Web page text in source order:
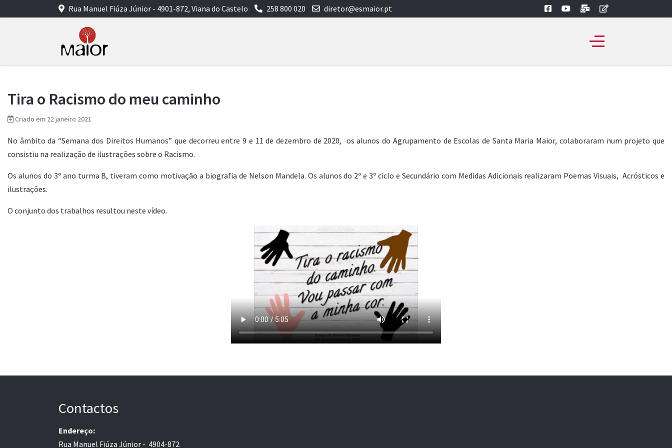
Rua Manuel Fiúza Júnior - 4901-872, Viana do Castelo 258 800 020 diretor@esmaior.pt
Tira o Racismo do meu caminho
Criado em 22 janeiro 2021
No âmbito da “Semana dos Direitos Humanos” que decorreu entre 9 e 11 de dezembro de 2020, os alunos do Agrupamento de Escolas de Santa Maria Maior, colaboraram num projeto que
consistiu na realização de ilustrações sobre o Racismo.
Os alunos do 3º ano turma B, tiveram como motivação a biografia de Nelson Mandela. Os alunos do 2º e 3º ciclo e Secundário com Medidas Adicionais realizaram Poemas Visuais, Acrósticos e
ilustrações.
O conjunto dos trabalhos resultou neste vídeo.
Contactos
Endereço:
Rua Manuel Fiúza Júnior - 4904-872